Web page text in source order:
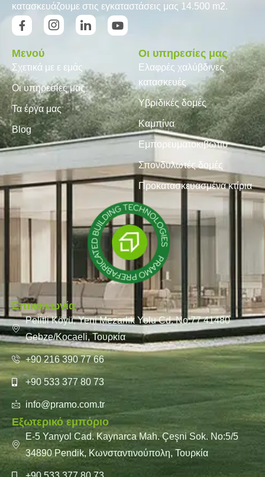
κατασκευάζουμε στις εγκαταστάσεις μας 14.500 m2.
Μενού
Σχετικά με ε εμάς
Οι υπηρεσίες μας
Τα έργα μας
Blog
Οι υπηρεσίες μας
Ελαφρές χαλύβδινες
κατασκευές
Υβριδικές δομές
Καμπίνα
Εμπορευματοκιβώτιο
Σπονδυλωτές δομές
Προκατασκευασμένα κτίρια
Επικοινωνία
Pelitli Köyü, Yeni Mezarlık Yolu Cd. No:77 41480
Gebze/Kocaeli, Τουρκία
+90 216 390 77 66
+90 533 377 80 73
info@pramo.com.tr
Εξωτερικό εμπόριο
E-5 Yanyol Cad. Kaynarca Mah. Çeşni Sok. No:5/5
34890 Pendik, Κωνσταντινούπολη, Τουρκία